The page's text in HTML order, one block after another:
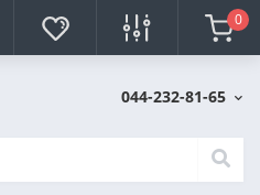
0
044-232-81-65